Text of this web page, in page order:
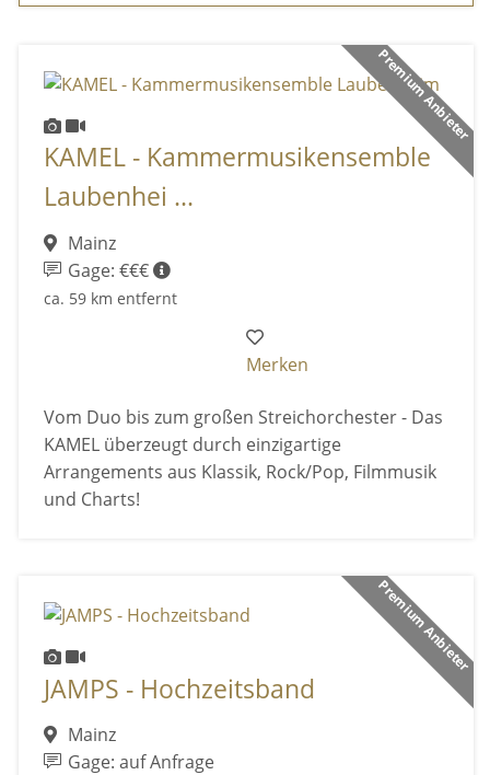
Premium Anbieter
KAMEL - Kammermusikensemble
Laubenhei ...
Mainz
Gage: €€€
ca. 59 km entfernt
Merken
Vom Duo bis zum großen Streichorchester - Das
KAMEL überzeugt durch einzigartige
Arrangements aus Klassik, Rock/Pop, Filmmusik
und Charts!
Premium Anbieter
JAMPS - Hochzeitsband
Mainz
Gage: auf Anfrage